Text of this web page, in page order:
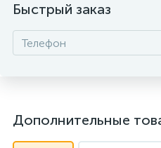
Быстрый заказ
Дополнительные